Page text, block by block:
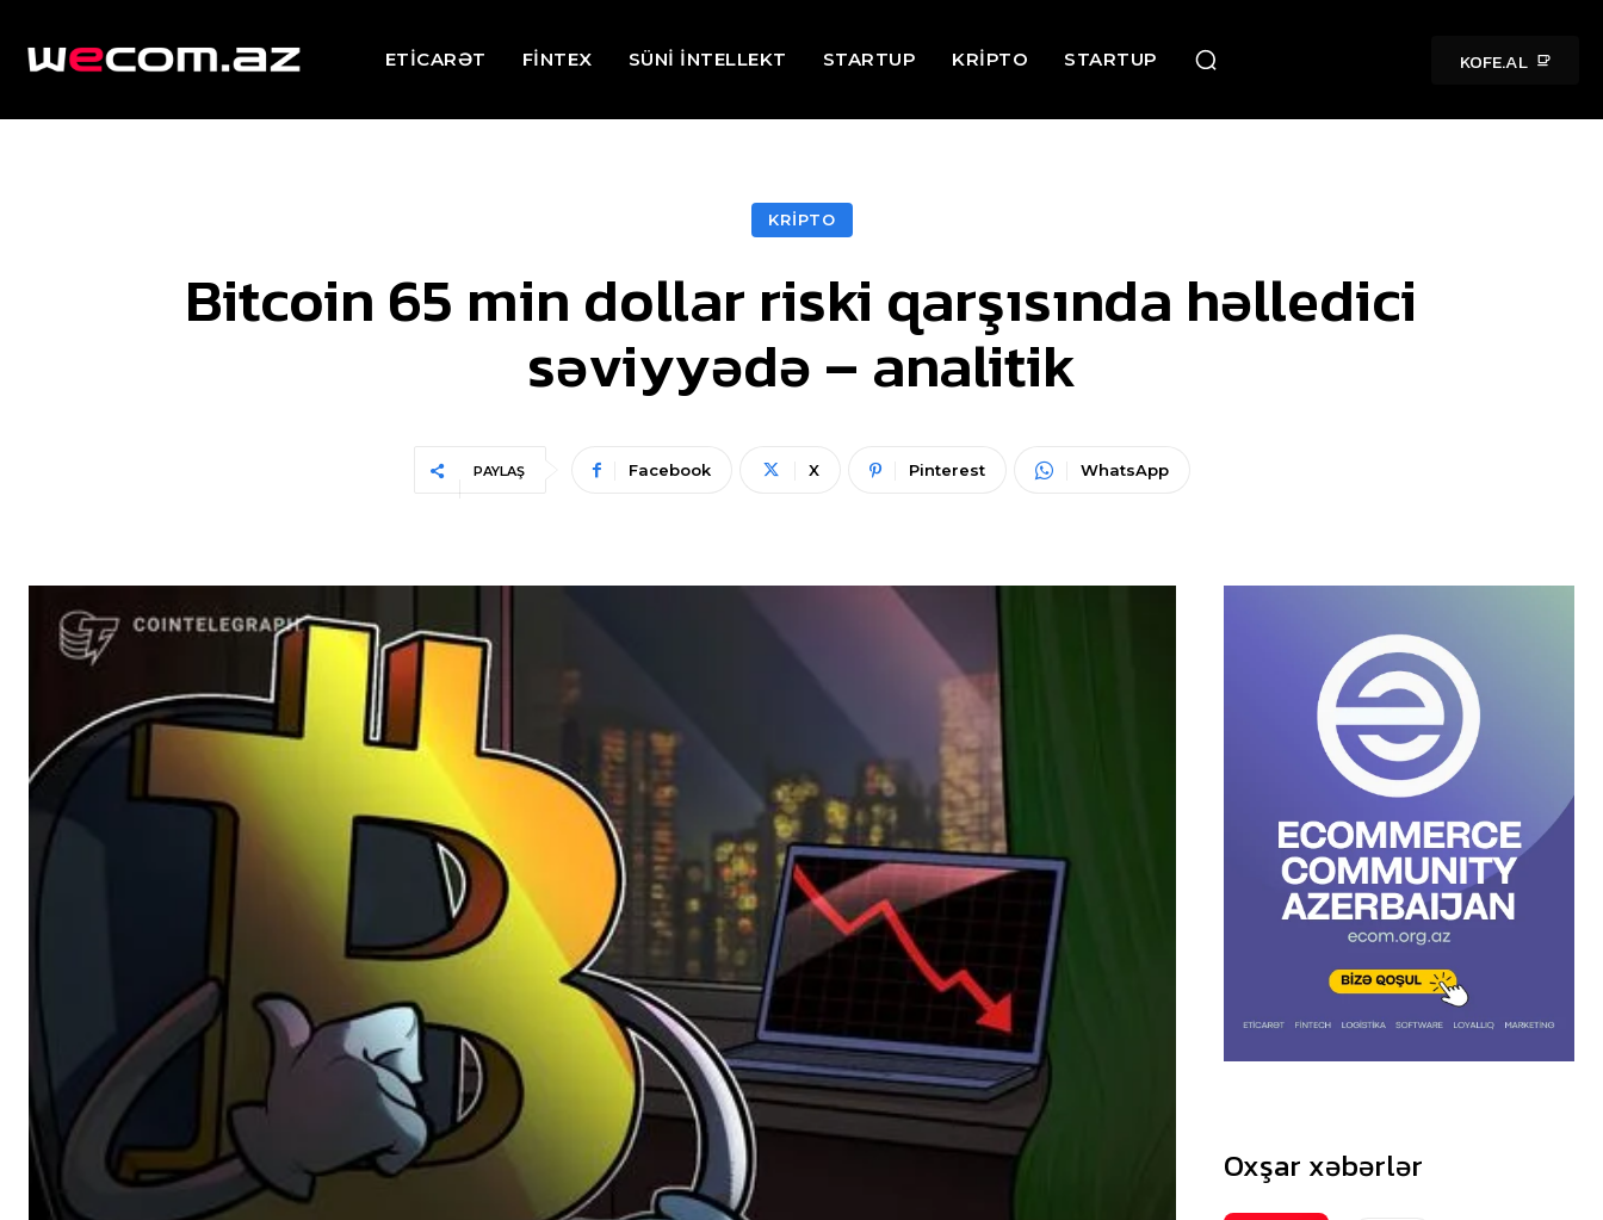
ETİCARƏT FİNTEX SÜNİ İNTELLEKT STARTUP KRİPTO STARTUP KOFE.AL
KRİPTO
Bitcoin 65 min dollar riski qarşısında həlledici
səviyyədə – analitik
PAYLAŞ Facebook X Pinterest WhatsApp
Oxşar xəbərlər